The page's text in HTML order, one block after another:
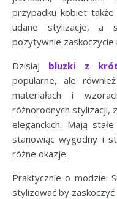
przypadku kobiet
udane stylizacje, a
pozytywnie zaskoczycie
Dzisiaj bluzki z
popularne, ale
materiałach i
różnorodnych stylizacji,
eleganckich. Mają
stanowiąc wygodny i
różne okazje.
Praktycznie o modzie:
stylizować by